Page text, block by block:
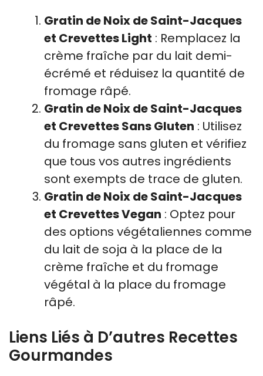
Gratin de Noix de Saint-Jacques
et Crevettes Light : Remplacez la
crème fraîche par du lait demi-
écrémé et réduisez la quantité de
fromage râpé.
Gratin de Noix de Saint-Jacques
et Crevettes Sans Gluten : Utilisez
du fromage sans gluten et vérifiez
que tous vos autres ingrédients
sont exempts de trace de gluten.
Gratin de Noix de Saint-Jacques
et Crevettes Vegan : Optez pour
des options végétaliennes comme
du lait de soja à la place de la
crème fraîche et du fromage
végétal à la place du fromage
râpé.
Liens Liés à D’autres Recettes
Gourmandes